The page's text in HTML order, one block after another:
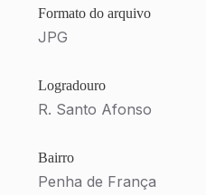
Formato do arquivo
JPG
Logradouro
R. Santo Afonso
Bairro
Penha de França